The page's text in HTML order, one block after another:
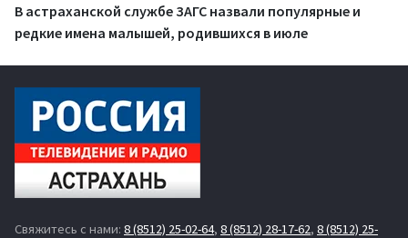
В астраханской службе ЗАГС назвали популярные и
редкие имена малышей, родившихся в июле
Свяжитесь с нами: 8 (8512) 25-02-64, 8 (8512) 28-17-62, 8 (8512) 25-